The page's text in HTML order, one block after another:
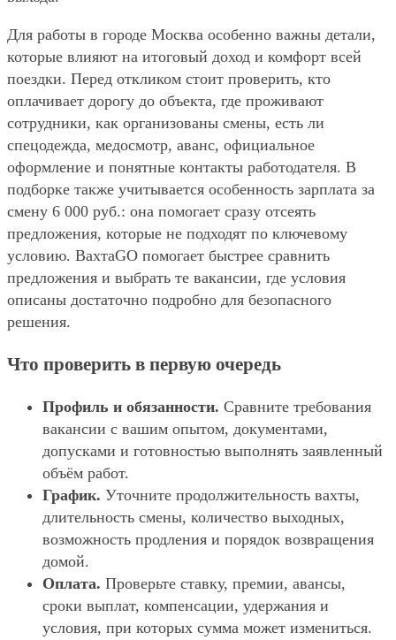
Для работы в городе Москва особенно важны детали,
которые влияют на итоговый доход и комфорт всей
поездки. Перед откликом стоит проверить, кто
оплачивает дорогу до объекта, где проживают
сотрудники, как организованы смены, есть ли
спецодежда, медосмотр, аванс, официальное
оформление и понятные контакты работодателя. В
подборке также учитывается особенность зарплата за
смену 6 000 руб.: она помогает сразу отсеять
предложения, которые не подходят по ключевому
условию. ВахтаGO помогает быстрее сравнить
предложения и выбрать те вакансии, где условия
описаны достаточно подробно для безопасного
решения.
Что проверить в первую очередь
Профиль и обязанности. Сравните требования
вакансии с вашим опытом, документами,
допусками и готовностью выполнять заявленный
объём работ.
График. Уточните продолжительность вахты,
длительность смены, количество выходных,
возможность продления и порядок возвращения
домой.
Оплата. Проверьте ставку, премии, авансы,
сроки выплат, компенсации, удержания и
условия, при которых сумма может измениться.